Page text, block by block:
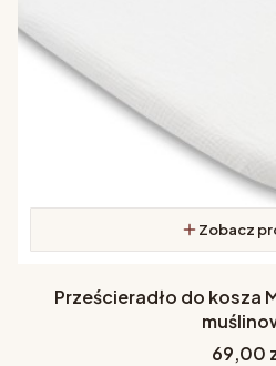
Zobacz
Prześcieradło do kosza
Cena
69,00